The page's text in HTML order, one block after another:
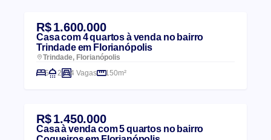
R$ 1.600.000
Casa com 4 quartos à venda no bairro
Trindade em Florianópolis
Trindade, Florianópolis
5
2 4 Vagas 150m²
R$ 1.450.000
Casa à venda com 5 quartos no bairro